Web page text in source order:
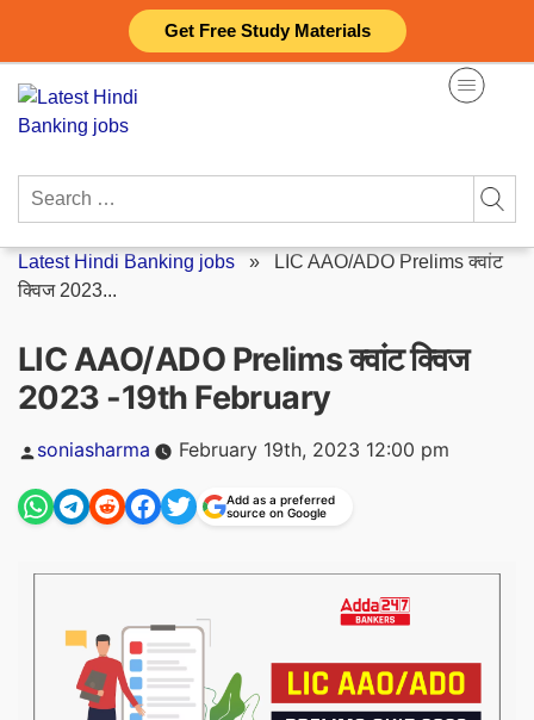
Get Free Study Materials
content
Search
Latest Hindi Banking jobs » LIC AAO/ADO Prelims क्वांट
क्विज 2023...
LIC AAO/ADO Prelims क्वांट क्विज
2023 -19th February
Posted
soniasharma February 19th, 2023 12:00 pm
Add as a preferred
source on Google